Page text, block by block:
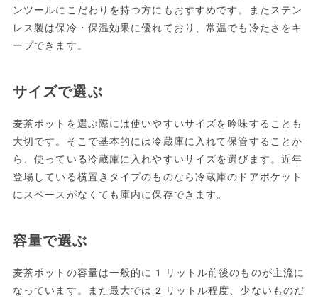
ンツールにこだわりを持つ方にもおすすめです。またステン
レス製は保冷・保温効果に優れており、常温でも冷たさをキ
ープできます。
サイズで選ぶ
麦茶ポットを選ぶ際には使いやすいサイズを吟味することも
大切です。そこで基本的には冷蔵庫に入れて保管することか
ら、使っている冷蔵庫に入れやすいサイズを選びます。近年
登場している横置きタイプのものなら冷蔵庫のドアポケット
にスペースがなくても庫内に保存できます。
容量で選ぶ
麦茶ポットの容量は一般的に1リットル前後のものが主流に
なっています。また最大では2リットル程度、少ないものだ